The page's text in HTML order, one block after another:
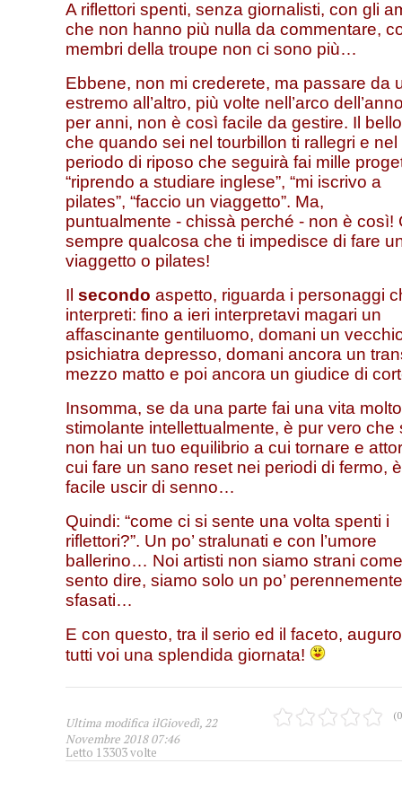
A riflettori spenti, senza giornalisti, con gli
che non hanno più nulla da commentare,
membri della troupe non ci sono più…
Ebbene, non mi crederete, ma passare da
estremo all’altro, più volte nell’arco
per anni, non è così facile da gestire. Il
che quando sei nel tourbillon ti rallegri e nel
periodo di riposo che seguirà fai mille
“riprendo a studiare inglese”, “mi iscrivo a
pilates”, “faccio un viaggetto”. Ma,
puntualmente - chissà perché - non è così!
sempre qualcosa che ti impedisce di fare
viaggetto o pilates!
Il secondo aspetto, riguarda i personaggi
interpreti: fino a ieri interpretavi magari un
affascinante gentiluomo, domani un
psichiatra depresso, domani ancora un
mezzo matto e poi ancora un giudice di
Insomma, se da una parte fai una vita molto
stimolante intellettualmente, è pur vero che
non hai un tuo equilibrio a cui tornare e
cui fare un sano reset nei periodi di fermo, è
facile uscir di senno…
Quindi: “come ci si sente una volta spenti i
riflettori?”. Un po’ stralunati e con l’umore
ballerino… Noi artisti non siamo strani come
sento dire, siamo solo un po’ perennemente
sfasati…
E con questo, tra il serio ed il faceto,
tutti voi una splendida giornata!
Ultima modifica ilGiovedì, 22
Novembre 2018 07:46
Letto 13303 volte